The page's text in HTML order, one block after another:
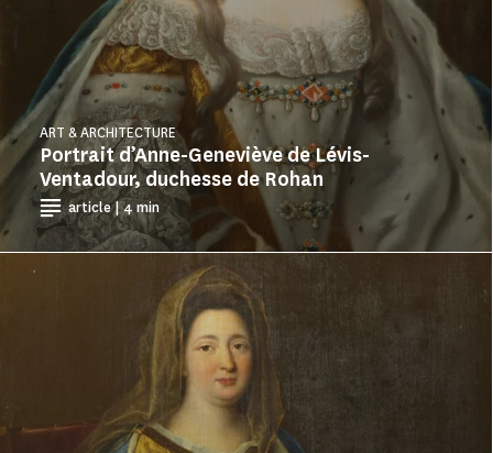
Portrait d’Anne-Geneviève de Lévis-
Ventadour, duchesse de Rohan
ART & ARCHITECTURE
article | 4 min